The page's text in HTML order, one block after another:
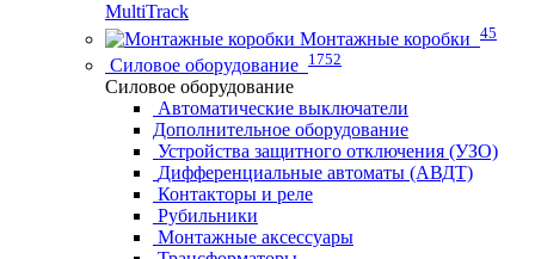
MultiTrack
Монтажные коробки 45
Силовое оборудование 1752
Силовое оборудование
Автоматические выключатели
Дополнительное оборудование
Устройства защитного отключения (УЗО)
Дифференциальные автоматы (АВДТ)
Контакторы и реле
Рубильники
Монтажные аксессуары